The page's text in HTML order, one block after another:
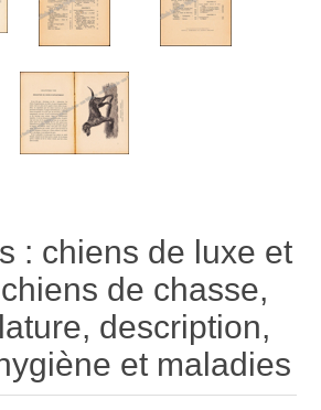
: chiens de luxe et
de chasse,
description,
et maladies